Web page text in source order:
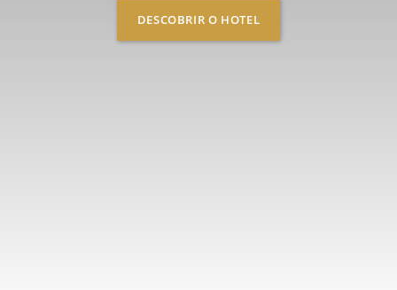
DESCOBRIR O HOTEL